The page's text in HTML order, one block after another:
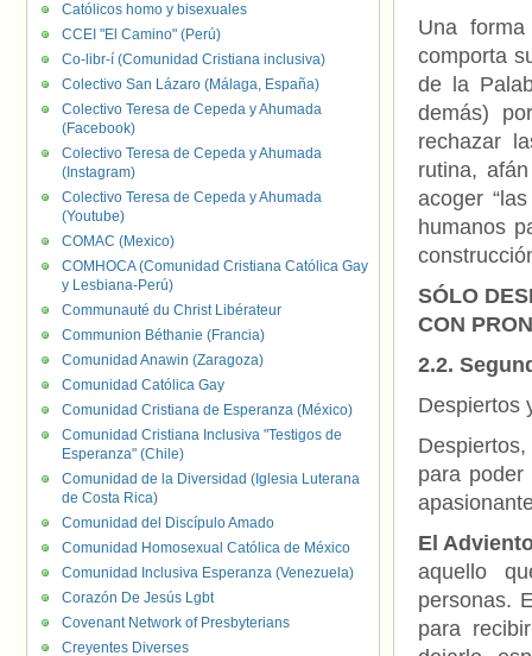
Una
comporta
de la
demás)
rechazar
rutina,
acoger
humanos
SÓLO
CON
2.2.
Despiertos
para
El
aquello
personas.
para
Católicos homo y bisexuales
CCEI "El Camino" (Perú)
Co-libr-í (Comunidad Cristiana inclusiva)
Colectivo San Lázaro (Málaga, España)
Colectivo Teresa de Cepeda y Ahumada
(Facebook)
Colectivo Teresa de Cepeda y Ahumada
(Instagram)
Colectivo Teresa de Cepeda y Ahumada
(Youtube)
COMAC (Mexico)
COMHOCA (Comunidad Cristiana Católica Gay
y Lesbiana-Perú)
Communauté du Christ Libérateur
Communion Béthanie (Francia)
Comunidad Anawin (Zaragoza)
Comunidad Católica Gay
Comunidad Cristiana de Esperanza (México)
Comunidad Cristiana Inclusiva "Testigos de
Esperanza" (Chile)
Comunidad de la Diversidad (Iglesia Luterana
de Costa Rica)
Comunidad del Discípulo Amado
Comunidad Homosexual Católica de México
Comunidad Inclusiva Esperanza (Venezuela)
Corazón De Jesús Lgbt
Covenant Network of Presbyterians
Creyentes Diverses